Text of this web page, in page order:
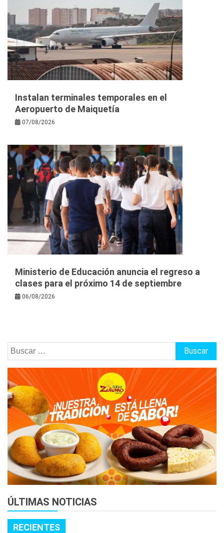
Instalan terminales temporales en el
Aeropuerto de Maiquetía
07/08/2026
Ministerio de Educación anuncia el regreso a
clases para el próximo 14 de septiembre
06/08/2026
Buscar:
ÚLTIMAS NOTICIAS
RECIENTES